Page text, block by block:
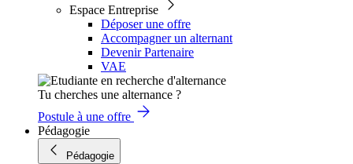
Espace Entreprise
Déposer une offre
Accompagner un alternant
Devenir Partenaire
VAE
Tu cherches une alternance ?
Postule à une offre
Pédagogie
Pédagogie